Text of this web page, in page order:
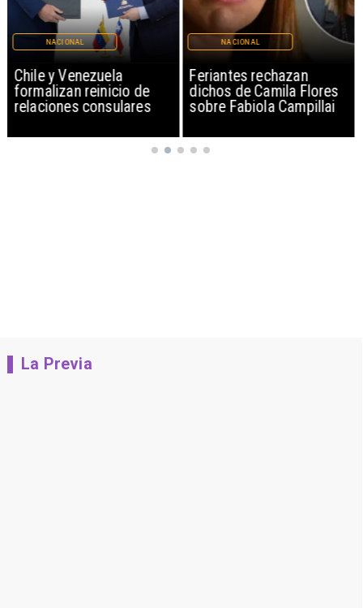
Chile y Venezuela
formalizan reinicio de
relaciones consulares
NACIONAL
Feriantes rechazan
dichos de Camila Flores
sobre Fabiola Campillai
NACIONAL
La Previa